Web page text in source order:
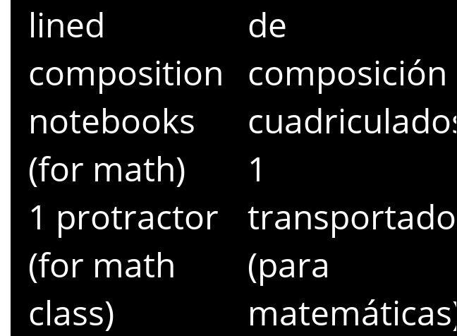
lined
composition
notebooks
(for math)
1 protractor
(for math
class)
de
composición
cuadriculados
1
transportador
(para
matemáticas)